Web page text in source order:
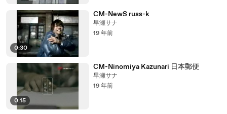
0:30
CM-NewS russ-k
早瀬サナ
19 年前
0:15
CM-Ninomiya Kazunari 日本郵便
早瀬サナ
19 年前